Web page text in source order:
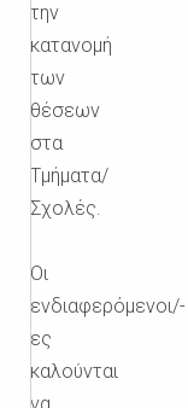
την
κατανομή
των
θέσεων
στα
Τμήματα/
Σχολές.
Οι
ενδιαφερόμενοι/-
ες
καλούνται